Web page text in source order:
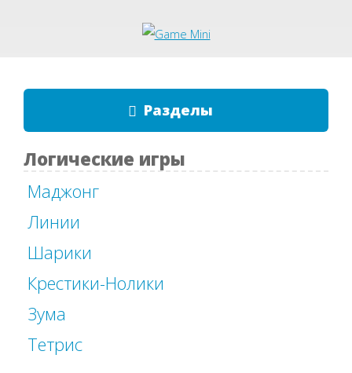
Разделы
Логические игры
Маджонг
Линии
Шарики
Крестики-Нолики
Зума
Тетрис